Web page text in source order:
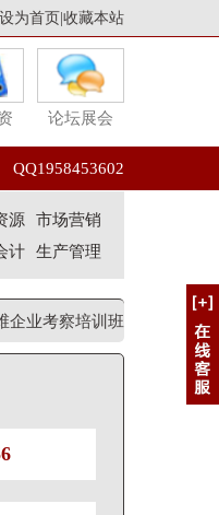
设为首页 收藏本站
论坛展会
QQ1958453602
源
市场营销
计 生产管理
企业考察培训班